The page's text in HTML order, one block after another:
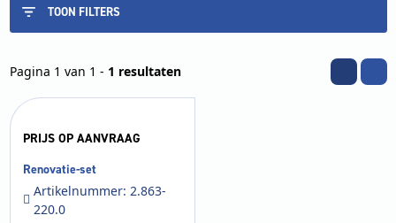
TOON FILTERS
Pagina 1 van 1 - 1 resultaten
PRIJS OP AANVRAAG
Renovatie-set
Artikelnummer: 2.863-
220.0